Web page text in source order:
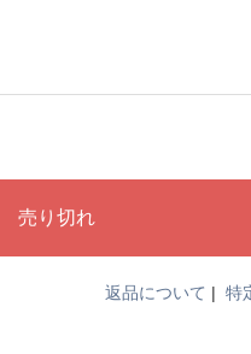
返品について | 特